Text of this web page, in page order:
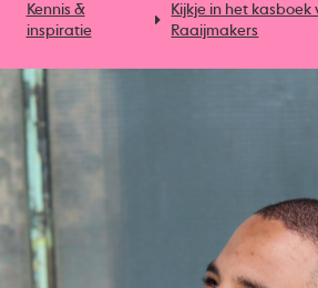
Kennis &
inspiratie
Kijkje in het kasboek
Raaijmakers